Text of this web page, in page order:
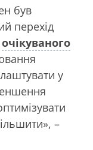
був
перехід
очікуваного
у
–